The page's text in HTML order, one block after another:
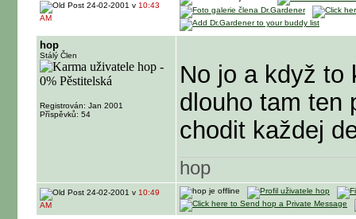
24-02-2001 v 10:43
AM
hop
Stálý Člen
Registrován: Jan 2001
Příspěvků: 54
No jo a když to
dlouho tam ten
chodit každej
hop
24-02-2001 v 10:49
AM